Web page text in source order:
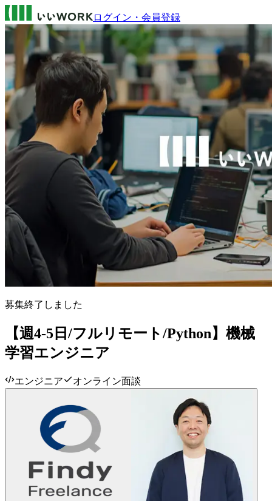
ログイン・会員登録
募集終了しました
【週4-5日/フルリモート/Python】機械
学習エンジニア
エンジニア オンライン面談